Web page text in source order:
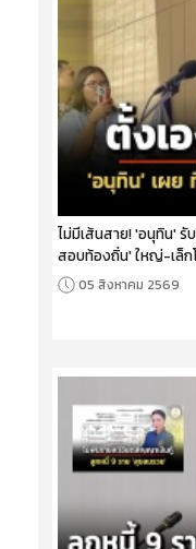
ไม่มีเส้นสาย! 'อนุทิน'
สอบท้องถิ่น' ใหญ่-เล็
05 สิงหาคม 2569